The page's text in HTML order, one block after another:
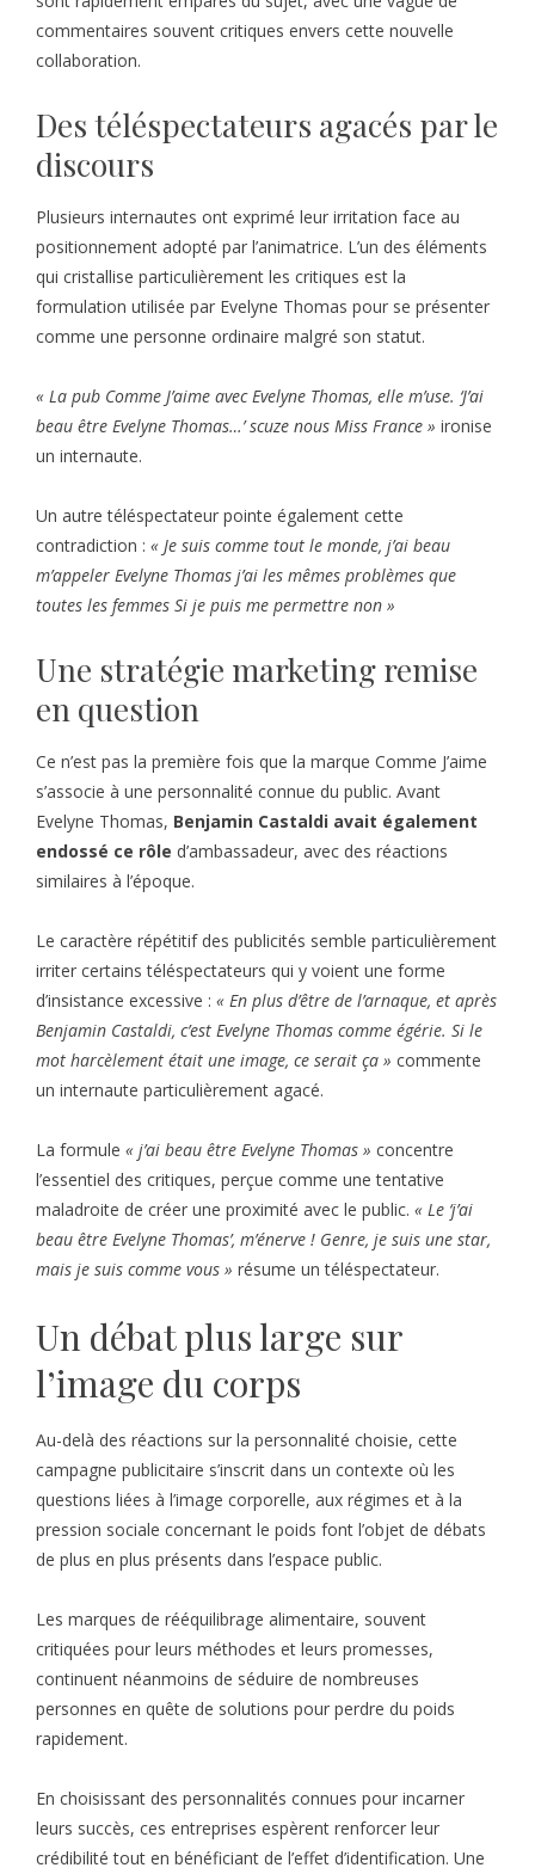
commentaires souvent critiques envers cette nouvelle
collaboration.
Des téléspectateurs agacés par le
discours
Plusieurs internautes ont exprimé leur irritation face au
positionnement adopté par l’animatrice. L’un des éléments
qui cristallise particulièrement les critiques est la
formulation utilisée par Evelyne Thomas pour se présenter
comme une personne ordinaire malgré son statut.
« La pub Comme J’aime avec Evelyne Thomas, elle m’use. ‘J’ai
beau être Evelyne Thomas…’ scuze nous Miss France » ironise
un internaute.
Un autre téléspectateur pointe également cette
contradiction : « Je suis comme tout le monde, j’ai beau
m’appeler Evelyne Thomas j’ai les mêmes problèmes que
toutes les femmes Si je puis me permettre non »
Une stratégie marketing remise
en question
Ce n’est pas la première fois que la marque Comme J’aime
s’associe à une personnalité connue du public. Avant
Evelyne Thomas, Benjamin Castaldi avait également
endossé ce rôle d’ambassadeur, avec des réactions
similaires à l’époque.
Le caractère répétitif des publicités semble particulièrement
irriter certains téléspectateurs qui y voient une forme
d’insistance excessive : « En plus d’être de l’arnaque, et après
Benjamin Castaldi, c’est Evelyne Thomas comme égérie. Si le
mot harcèlement était une image, ce serait ça » commente
un internaute particulièrement agacé.
La formule « j’ai beau être Evelyne Thomas » concentre
l’essentiel des critiques, perçue comme une tentative
maladroite de créer une proximité avec le public. « Le ‘j’ai
beau être Evelyne Thomas’, m’énerve ! Genre, je suis une star,
mais je suis comme vous » résume un téléspectateur.
Un débat plus large sur
l’image du corps
Au-delà des réactions sur la personnalité choisie, cette
campagne publicitaire s’inscrit dans un contexte où les
questions liées à l’image corporelle, aux régimes et à la
pression sociale concernant le poids font l’objet de débats
de plus en plus présents dans l’espace public.
Les marques de rééquilibrage alimentaire, souvent
critiquées pour leurs méthodes et leurs promesses,
continuent néanmoins de séduire de nombreuses
personnes en quête de solutions pour perdre du poids
rapidement.
En choisissant des personnalités connues pour incarner
leurs succès, ces entreprises espèrent renforcer leur
crédibilité tout en bénéficiant de l’effet d’identification. Une